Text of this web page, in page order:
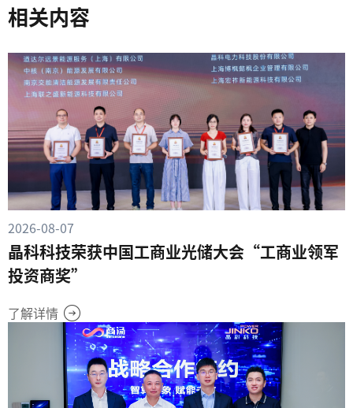
相关内容
2026-08-07
晶科科技荣获中国工商业光储大会“工商业领军
投资商奖”
了解详情